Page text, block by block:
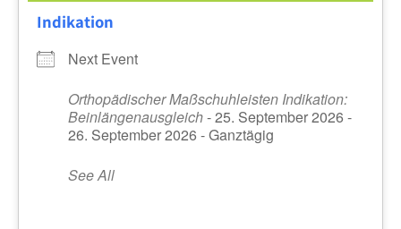
Indikation
Next Event
Orthopädischer Maßschuhleisten Indikation:
Beinlängenausgleich- 25. September 2026 -
26. September 2026 - Ganztägig
See All